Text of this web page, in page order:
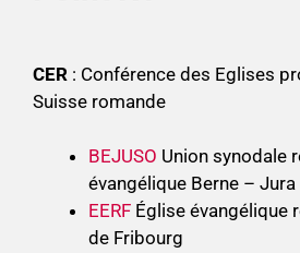
CER : Conférence des Eglises
Suisse romande
BEJUSO Union synodale
évangélique Berne – Jura
EERF Église évangélique
de Fribourg